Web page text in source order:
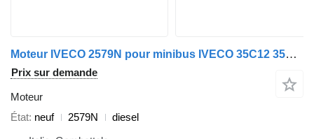
Moteur IVECO 2579N pour minibus IVECO 35C12 35C13 35c15 35C16
Prix sur demande
Moteur
État neuf 2579N
diesel